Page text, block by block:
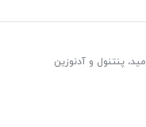
پنتنول و آدنوزین